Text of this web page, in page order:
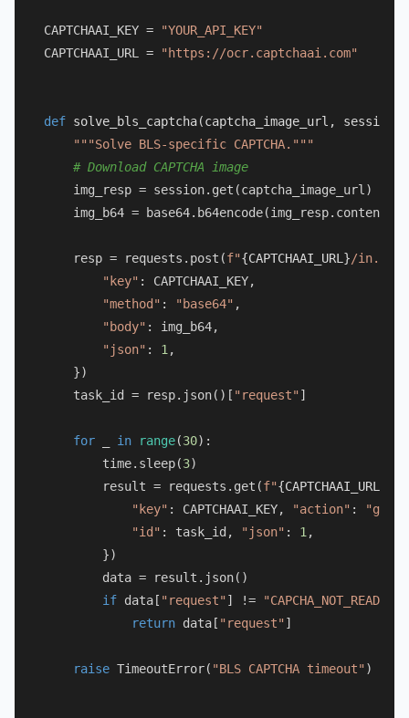
CAPTCHAAI_KEY =
"YOUR_API_KEY"
CAPTCHAAI_URL =
"https://ocr.captchaai.com"
def solve_bls_captcha(captcha_image_url, session
"""Solve BLS-specific CAPTCHA."""
# Download CAPTCHA image
    img_resp = session.get(captcha_image_url)
img_b64 =
    resp = requests.post(
f"{CAPTCHAAI_URL}/in.php"
"key" : CAPTCHAAI_KEY,
"method" : "base64" ,
"body" : img_b64,
"json" : 1,
    })
    task_id = resp.json()[
"request" ]
for in range(30):
        time.sleep(
3)
        result = requests.get(
f"{CAPTCHAAI_URL}
"key" : CAPTCHAAI_KEY, "action" : "get"
"id" : task_id, "json" : 1,
        })
        data = result.json()
if data[ "request" ] != "CAPCHA_NOT_READY"
return data[ "request" ]
raise TimeoutError( "BLS CAPTCHA timeout" )